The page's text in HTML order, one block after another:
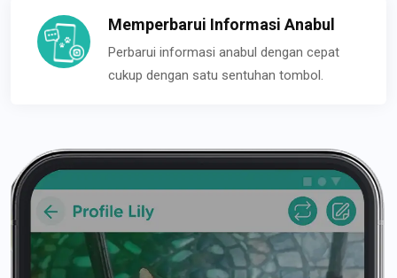
Memperbarui Informasi Anabul
Perbarui informasi anabul dengan cepat
cukup dengan satu sentuhan tombol.